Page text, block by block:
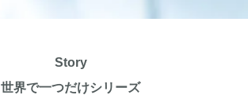
Story
世界で一つだけシリーズ